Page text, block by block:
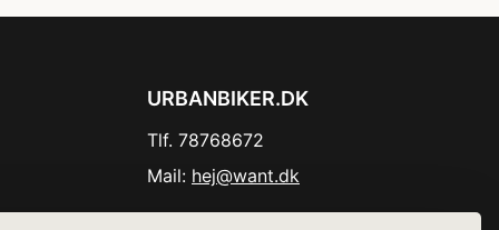
URBANBIKER.DK
Tlf. 78768672
Mail: hej@want.dk